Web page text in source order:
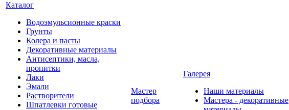
Каталог
Водоэмульсионные краски
Грунты
Колера и пасты
Декоративные материалы
Антисептики, масла,
пропитки
Лаки
Эмали
Растворители
Шпатлевки готовые
Мастер
подбора
Галерея
Наши материалы
Мастера - декоративные